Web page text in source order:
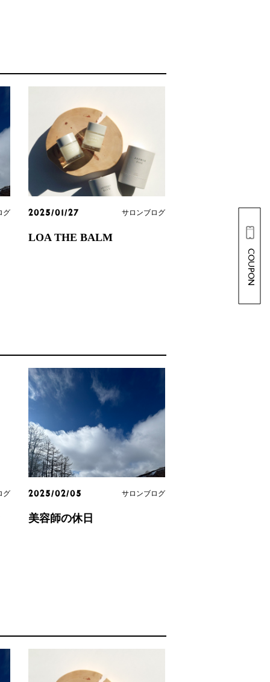
グ 2025/01/27 サロンブログ
LOA THE BALM
グ 2025/02/05 サロンブログ
美容師の休日
COUPON